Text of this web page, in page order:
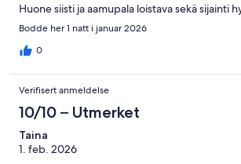
Huone siisti ja aamupala loistava sekä sijainti
Bodde her 1 natt i januar 2026
0
Verifisert anmeldelse
10/10 – Utmerket
Taina
1. feb. 2026